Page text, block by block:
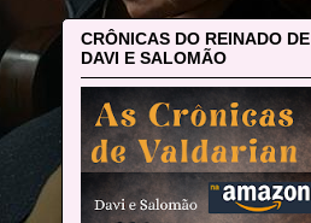
CRÔNICAS DO REINADO DE
DAVI E SALOMÃO